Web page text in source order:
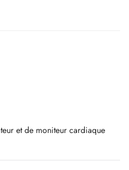
et de moniteur cardiaque